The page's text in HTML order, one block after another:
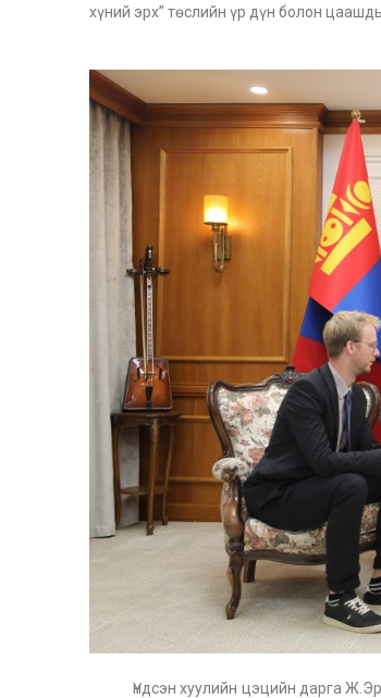
хүний эрх” төслийн үр дүн болон
Үндсэн хуулийн цэцийн дарга